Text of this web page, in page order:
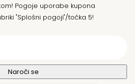
Pogoje uporabe kupona
"Splošni pogoji"/točka 5!